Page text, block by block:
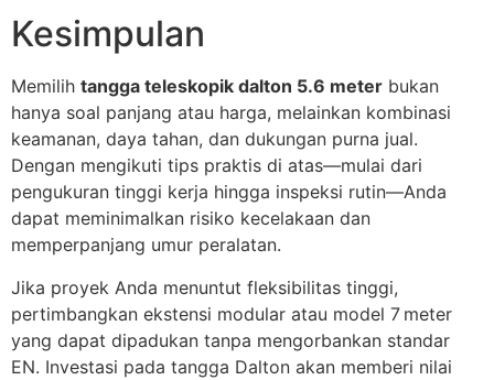
Kesimpulan
Memilih tangga teleskopik dalton 5.6 meter bukan
hanya soal panjang atau harga, melainkan kombinasi
keamanan, daya tahan, dan dukungan purna jual.
Dengan mengikuti tips praktis di atas—mulai dari
pengukuran tinggi kerja hingga inspeksi rutin—Anda
dapat meminimalkan risiko kecelakaan dan
memperpanjang umur peralatan.
Jika proyek Anda menuntut fleksibilitas tinggi,
pertimbangkan ekstensi modular atau model 7 meter
yang dapat dipadukan tanpa mengorbankan standar
EN. Investasi pada tangga Dalton akan memberi nilai